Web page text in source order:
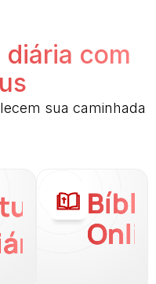
diária com
sua caminhada